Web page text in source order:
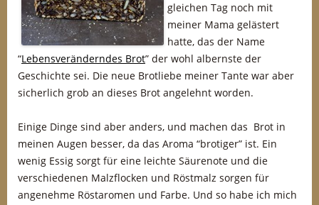
gleichen Tag noch mit
meiner Mama gelästert
hatte, das der Name
“Lebensveränderndes Brot” der wohl albernste der
Geschichte sei. Die neue Brotliebe meiner Tante war aber
sicherlich grob an dieses Brot angelehnt worden.
Einige Dinge sind aber anders, und machen das Brot in
meinen Augen besser, da das Aroma “brotiger” ist. Ein
wenig Essig sorgt für eine leichte Säurenote und die
verschiedenen Malzflocken und Röstmalz sorgen für
angenehme Röstaromen und Farbe. Und so habe ich mich